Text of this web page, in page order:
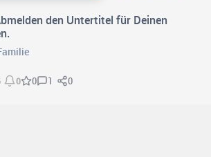
den Untertitel für Deinen
0 0 1 0